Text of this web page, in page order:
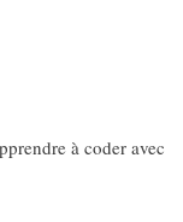
à coder avec